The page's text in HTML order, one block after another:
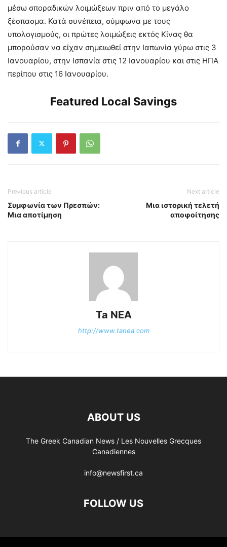
μέσω σποραδικών λοιμώξεων πριν από το μεγάλο
ξέσπασμα. Κατά συνέπεια, σύμφωνα με τους
υπολογισμούς, οι πρώτες λοιμώξεις εκτός Κίνας θα
μπορούσαν να είχαν σημειωθεί στην Ιαπωνία γύρω στις 3
Ιανουαρίου, στην Ισπανία στις 12 Ιανουαρίου και στις ΗΠΑ
περίπου στις 16 Ιανουαρίου.
Featured Local Savings
Previous article
Συμφωνία των Πρεσπών:
Μια αποτίμηση
Next article
Μια ιστορική τελετή
αποφοίτησης
Ta NEA
http://www.tanea.com
ABOUT US
The Greek Canadian News / Les Nouvelles Grecques
Canadiennes
info@newsfirst.ca
FOLLOW US